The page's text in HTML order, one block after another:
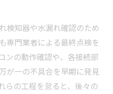
工後の点検ポイント
ガス給湯器選び方
プ別の選び方と特徴
合った給湯器の選定法
押さえるべき機能
検知器や水漏れ確認のため
専門業者による最終点検を
ンの動作確認や、各接続部
が一の不具合を早期に発見
らの工程を怠ると、後々の